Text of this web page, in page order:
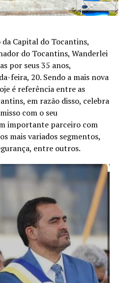
Capital do Tocantins,
do Tocantins, Wanderlei
por seus 35 anos,
feira, 20. Sendo a mais nova
é referência entre as
em razão disso, celebra
com o seu
importante parceiro com
mais variados segmentos,
entre outros.